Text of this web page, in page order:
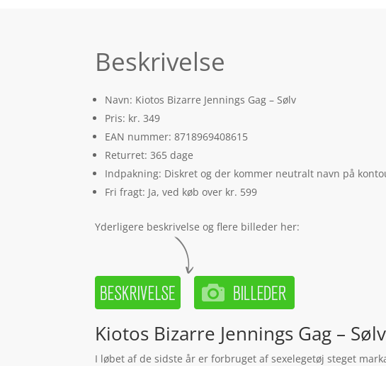
Beskrivelse
Navn: Kiotos Bizarre Jennings Gag – Sølv
Pris: kr. 349
EAN nummer: 8718969408615
Returret: 365 dage
Indpakning: Diskret og der kommer neutralt navn på
Fri fragt: Ja, ved køb over kr. 599
Yderligere beskrivelse og flere billeder her:
Kiotos Bizarre Jennings Gag –
I løbet af de sidste år er forbruget af sexelegetøj steget